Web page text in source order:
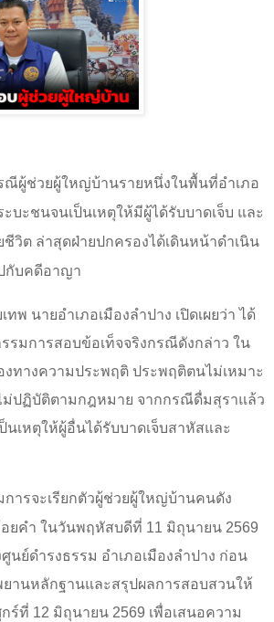
ผู้ช่วยผู้ใหญ่บ้านรายหนึ่งในพื้นที่อำเภอ
บะชนจนเป็นเหตุให้มีผู้ได้รับบาดเจ็บ และ
ชีวิต ล่าสุดฝ่ายปกครองได้เดินหน้าดำเนิน
กับคดีอาญา
ทพ นายอำเภอเมืองลำปาง เปิดเผยว่า ได้
รมการสอบข้อเท็จจริงกรณีดังกล่าว ใน
ทางความประพฤติ ประพฤติตนไม่เหมาะ
ม่ปฏิบัติตามกฎหมาย จากกรณีดื่มสุราแล้ว
นเหตุให้ผู้อื่นได้รับบาดเจ็บสาหัสและ
ารจะเรียกตัวผู้ช่วยผู้ใหญ่บ้านคนดัง
ยคำ ในวันพฤหัสบดีที่ 11 มิถุนายน 2569
นย์ดำรงธรรม อำเภอเมืองลำปาง ก่อน
ยานหลักฐานและสรุปผลการสอบสวนให้
ร์ที่ 12 มิถุนายน 2569 เพื่อเสนอความ